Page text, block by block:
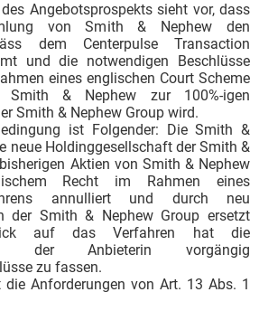
des Angebotsprospekts sieht vor, dass
von Smith & Nephew den
dem Centerpulse Transaction
und die notwendigen Beschlüsse
eines englischen Court Scheme
& Nephew zur 100%-igen
Smith & Nephew Group wird.
ist Folgender: Die Smith &
neue Holding­gesellschaft der Smith &
Aktien von Smith & Nephew
Recht im Rahmen eines
annulliert und durch neu
der Smith & Nephew Group ersetzt
auf das Verfahren hat die
der Anbieterin vorgängig
zu fassen.
Anforderungen von Art. 13 Abs. 1